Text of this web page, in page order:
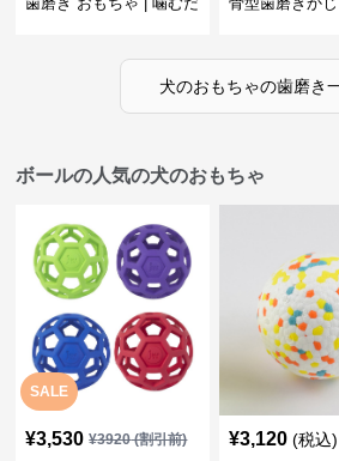
犬のおもちゃの歯磨き
ボールの人気の犬のおもちゃ
SALE
¥3,530 ¥3920(割引前) ¥3,120 (税込)